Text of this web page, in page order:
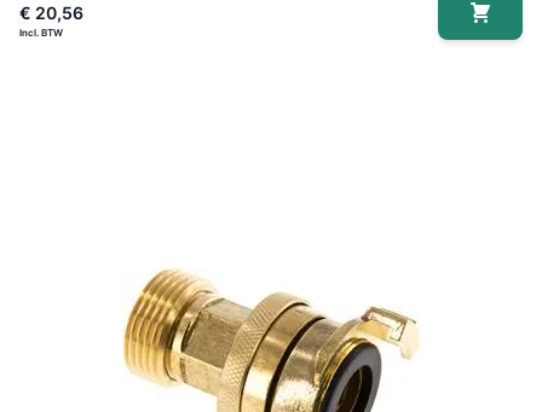
€ 20,56